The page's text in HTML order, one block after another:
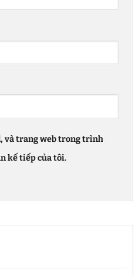
và trang web trong trình
kế tiếp của tôi.